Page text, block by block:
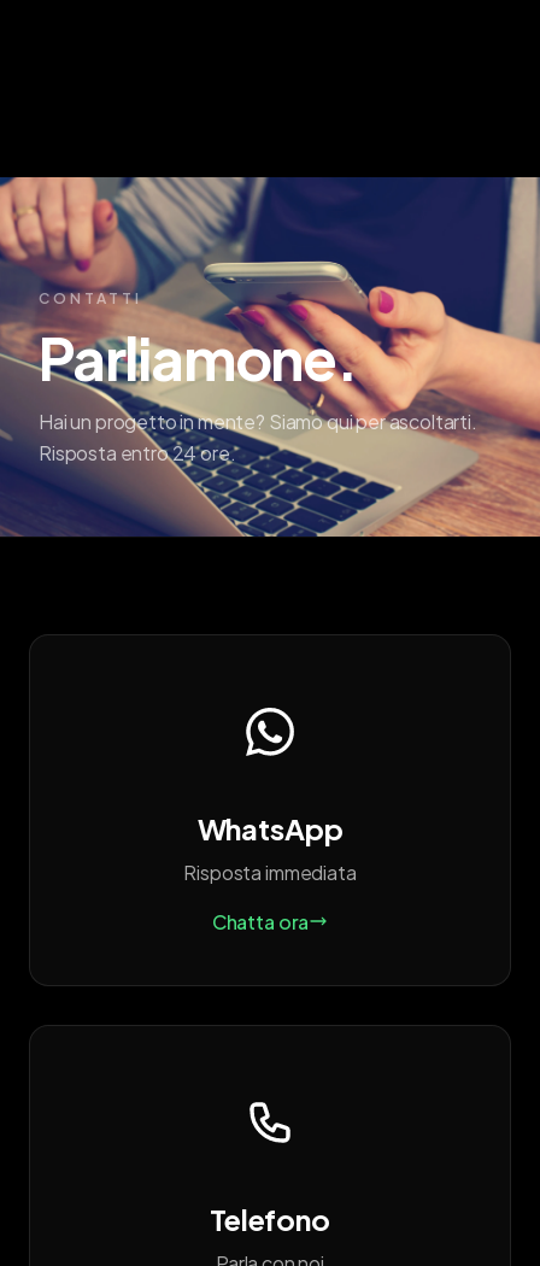
CONTATTI
Parliamone.
Hai un progetto in mente? Siamo qui per ascoltarti.
Risposta entro 24 ore.
WhatsApp
Risposta immediata
Chatta ora
Telefono